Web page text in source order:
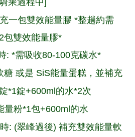
乘過程中]
一包雙效能量膠 *整趟約需
包雙效能量膠*
: *需吸收80-100克碳水*
糖 或是 SiS能量蛋糕，並補充
*1錠+600ml 的水*2次
量粉*1包+600ml的水
: (翠峰過後) 補充雙效能量軟